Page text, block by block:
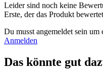
Leider sind noch keine
Erste, der das Produkt
Du musst angemeldet sein
Anmelden
Das könnte gut